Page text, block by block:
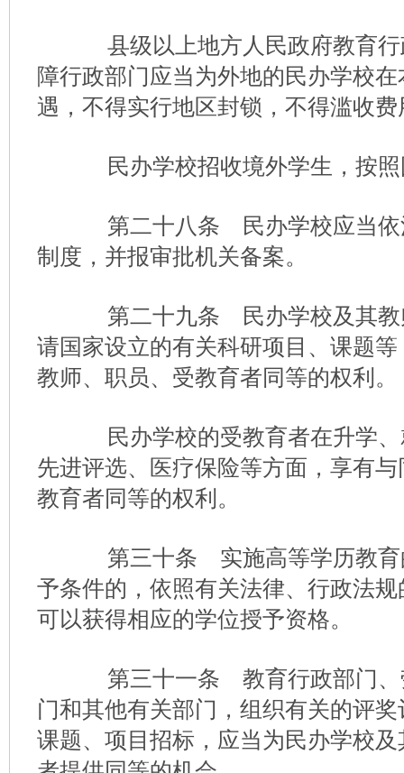
县级以上地方人民政府教育行
障行政部门应当为外地的民办学校
遇，不得实行地区封锁，不得滥收费
民办学校招收境外学生，按照
第二十八条 民办学校应当依
制度，并报审批机关备案。
第二十九条 民办学校及其教
请国家设立的有关科研项目、课题
教师、职员、受教育者同等的权利。
民办学校的受教育者在升学、
先进评选、医疗保险等方面，享有
教育者同等的权利。
第三十条 实施高等学历教育
予条件的，依照有关法律、行政法
可以获得相应的学位授予资格。
第三十一条 教育行政部门、
门和其他有关部门，组织有关的评
课题、项目招标，应当为民办学校